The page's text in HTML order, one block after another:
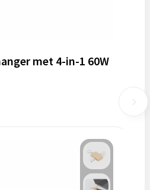
met 4-in-1 60W